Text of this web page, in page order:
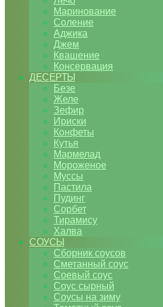
Маринование
Соление
Аджика
Джем
Квашение
Консервация
ДЕСЕРТЫ
Безе
Желе
Зефир
Ириски
Конфеты
Кутья
Мармелад
Мороженое
Муссы
Пастила
Пудинг
Сорбет
Тирамису
Халва
СОУСЫ
Сборник соусов
Сметанный соус
Соевый соус
Соус сырный
Соусы на зиму